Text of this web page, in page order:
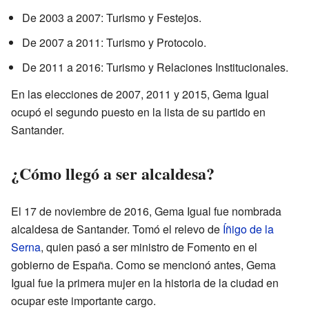
De 2003 a 2007: Turismo y Festejos.
De 2007 a 2011: Turismo y Protocolo.
De 2011 a 2016: Turismo y Relaciones Institucionales.
En las elecciones de 2007, 2011 y 2015, Gema Igual
ocupó el segundo puesto en la lista de su partido en
Santander.
¿Cómo llegó a ser alcaldesa?
El 17 de noviembre de 2016, Gema Igual fue nombrada
alcaldesa de Santander. Tomó el relevo de Íñigo de la
Serna, quien pasó a ser ministro de Fomento en el
gobierno de España. Como se mencionó antes, Gema
Igual fue la primera mujer en la historia de la ciudad en
ocupar este importante cargo.